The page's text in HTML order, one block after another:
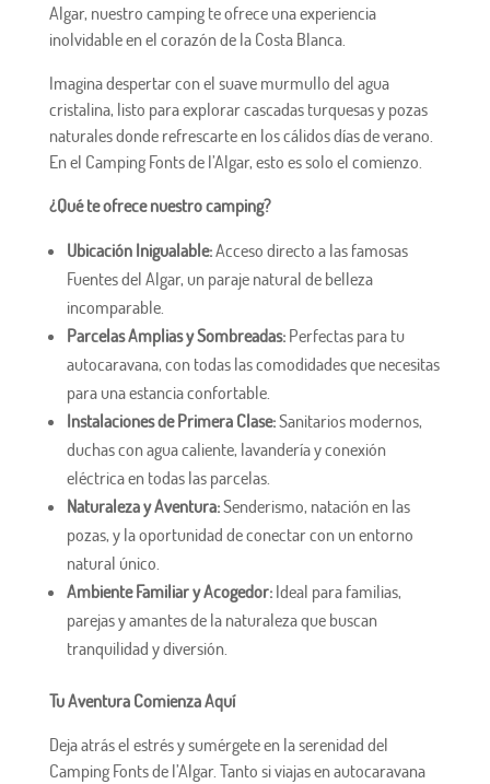
Algar, nuestro camping te ofrece una experiencia
inolvidable en el corazón de la Costa Blanca.
Imagina despertar con el suave murmullo del agua
cristalina, listo para explorar cascadas turquesas y pozas
naturales donde refrescarte en los cálidos días de verano.
En el Camping Fonts de l’Algar, esto es solo el comienzo.
¿Qué te ofrece nuestro camping?
Ubicación Inigualable:Acceso directo a las famosas
Fuentes del Algar, un paraje natural de belleza
incomparable.
Parcelas Amplias y Sombreadas:Perfectas para tu
autocaravana, con todas las comodidades que necesitas
para una estancia confortable.
Instalaciones de Primera Clase:Sanitarios modernos,
duchas con agua caliente, lavandería y conexión
eléctrica en todas las parcelas.
Naturaleza y Aventura:Senderismo, natación en las
pozas, y la oportunidad de conectar con un entorno
natural único.
Ambiente Familiar y Acogedor:Ideal para familias,
parejas y amantes de la naturaleza que buscan
tranquilidad y diversión.
Tu Aventura Comienza Aquí
Deja atrás el estrés y sumérgete en la serenidad del
Camping Fonts de l’Algar. Tanto si viajas en autocaravana